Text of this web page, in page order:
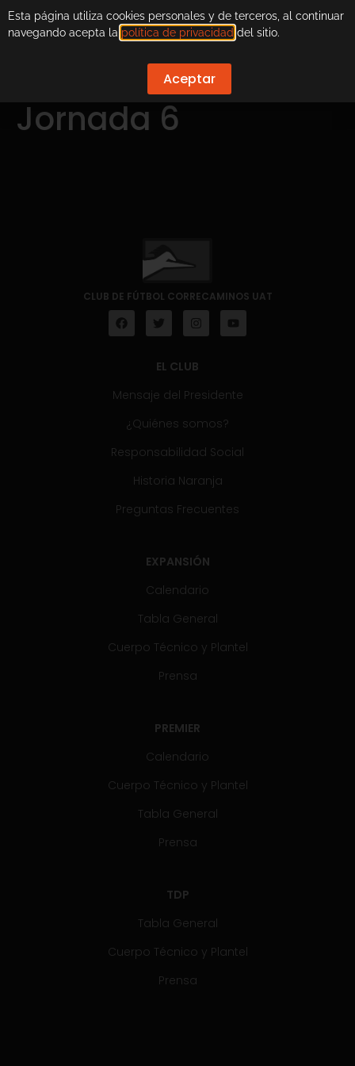
Jornada 6
CLUB DE FÚTBOL CORRECAMINOS UAT
EL CLUB
Mensaje del Presidente
¿Quiénes somos?
Responsabilidad Social
Historia Naranja
Preguntas Frecuentes
EXPANSIÓN
Calendario
Tabla General
Cuerpo Técnico y Plantel
Prensa
PREMIER
Calendario
Cuerpo Técnico y Plantel
Tabla General
Prensa
TDP
Tabla General
Cuerpo Técnico y Plantel
Prensa
Esta página utiliza cookies personales y de terceros, al continuar
navegando acepta la política de privacidad del sitio.
Aceptar